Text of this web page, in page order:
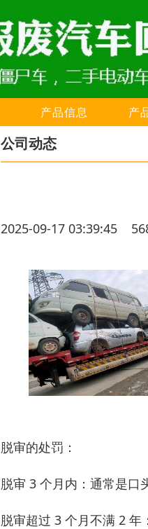
产品信息 产
公司动态
2025-09-17 03:39:45
脱审的处罚：
脱审 3 个月内：通常是口
脱审超过 3 个月不满 2 年